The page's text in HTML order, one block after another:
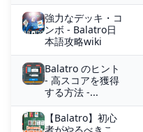
強力なデッキ・コ
ンボ - Balatro日
本語攻略wiki
Balatro のヒント
- 高スコアを獲得
する方法 -...
【Balatro】初心